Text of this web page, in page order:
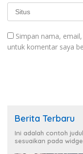
Simpan nama,
untuk komentar saya
Berita Terbaru
Ini adalah contoh
sesuaikan pada